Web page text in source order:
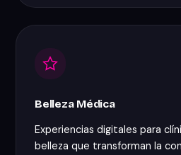
Belleza Médica
Experiencias digitales para
belleza que transforman la